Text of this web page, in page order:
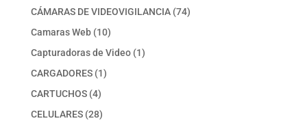
producto
CÁMARAS DE VIDEOVIGILANCIA 7474
Camaras Web 1010
productos
Capturadoras de Video 11
CARGADORES 11
CARTUCHOS 44
productos
CELULARES 2828